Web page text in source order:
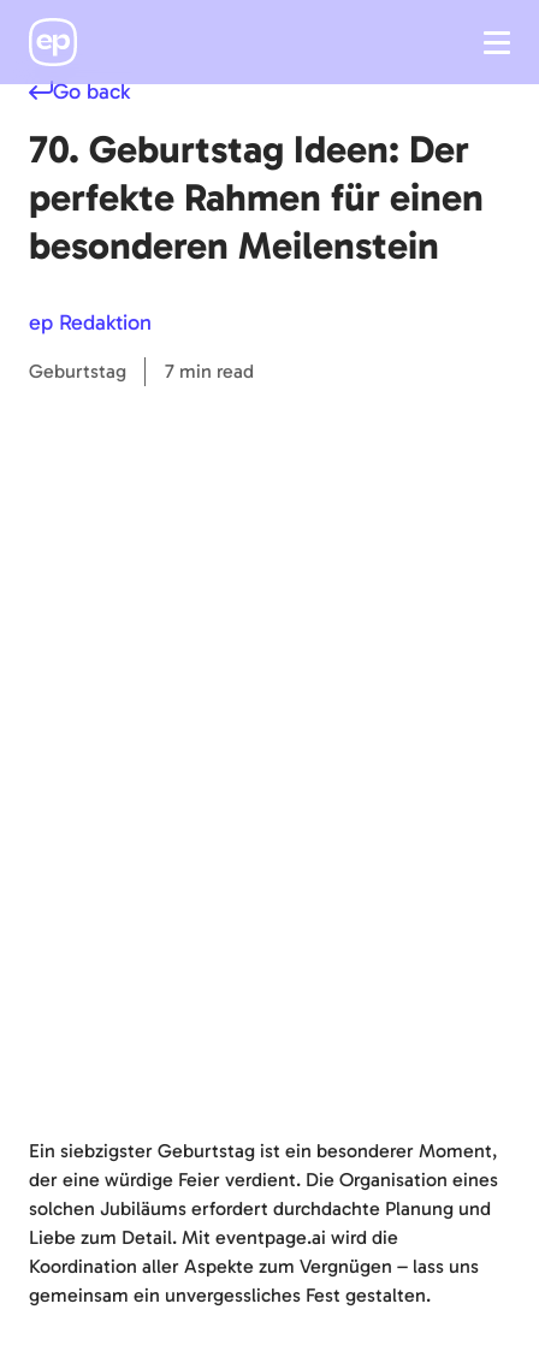
Go back
70. Geburtstag Ideen: Der
perfekte Rahmen für einen
besonderen Meilenstein
ep Redaktion
Geburtstag 7 min read
Ein siebzigster Geburtstag ist ein besonderer Moment,
der eine würdige Feier verdient. Die Organisation eines
solchen Jubiläums erfordert durchdachte Planung und
Liebe zum Detail. Mit eventpage.ai wird die
Koordination aller Aspekte zum Vergnügen – lass uns
gemeinsam ein unvergessliches Fest gestalten.